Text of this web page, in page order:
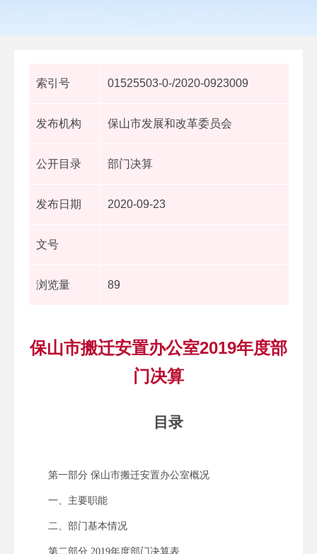
索引号 01525503-0-/2020-0923009
发布机构 保山市发展和改革委员会
公开目录 部门决算
发布日期 2020-09-23
文号
浏览量 89
保山市搬迁安置办公室2019年度部
门决算
目录
第一部分 保山市搬迁安置办公室概况
一、主要职能
二、部门基本情况
第二部分 2019年度部门决算表